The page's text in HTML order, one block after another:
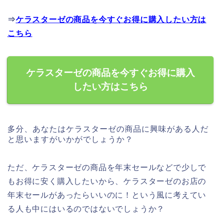
⇒ケラスターゼの商品を今すぐお得に購入したい方は
こちら
ケラスターゼの商品を今すぐお得に購入
したい方はこちら
多分、あなたはケラスターゼの商品に興味がある人だ
と思いますがいかがでしょうか？
ただ、ケラスターゼの商品を年末セールなどで少しで
もお得に安く購入したいから、ケラスターゼのお店の
年末セールがあったらいいのに！という風に考えてい
る人も中にはいるのではないでしょうか？